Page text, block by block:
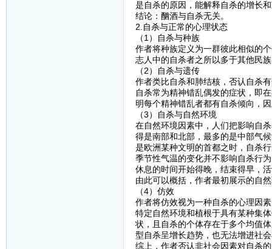
是自杀的原因，能解释自杀的增长
结论：酗酒与自杀无关。
2.自杀与正常的心理状态
（1）自杀与种族
作者将种族定义为一群彼此相似的
志人中的自杀者之所以多于其他民
（2）自杀与遗传
作者类比自杀和肺结核，否认自杀
自杀常为精神错乱偶发的症状，即
明每个精神错乱者都有自杀倾向，
（3）自杀与自然环境
在自然环境因素中，人们把影响自
得是南部和北部，最多的是中部气
是欧洲某种文明的首都之时，自杀
季节性气温的变化并不影响自杀行
休息的时间开始得晚，结束得早，
由此可以概括，作者最初展示的自
（4）仿效
作者将仿效视为一种自杀的心理因
特定自然环境和植根于具有某种集
状，且自杀的个体存在于多个均值
型自杀呈增长趋势，也无法增进社
综上，作者否认非社会因素对自杀